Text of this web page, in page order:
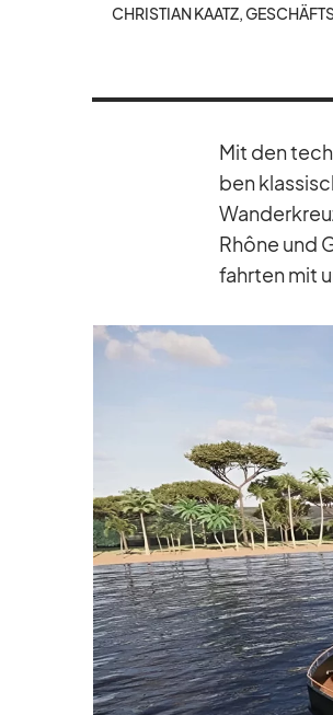
CHRIS­TIAN KAATZ,
Mit den
ben
Rhône und
fahr­ten mit